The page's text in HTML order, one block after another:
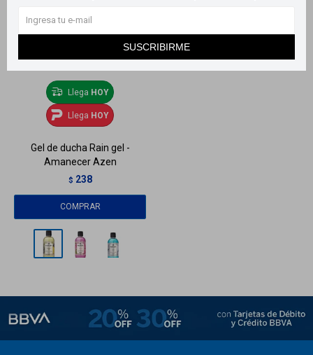
SUSCRIBIRME
Llega HOY
Llega HOY
Gel de ducha Rain gel -
Amanecer Azen
$ 238